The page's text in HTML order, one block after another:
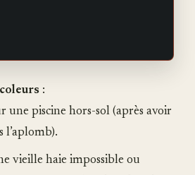
:
une piscine hors-sol (après avoir
l’aplomb).
vieille haie impossible ou